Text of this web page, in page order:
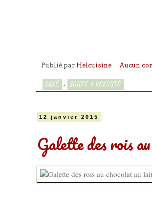
Publié par Helcuisine Aucun
SALÉ , SOUPE & VELOUTÉ
12 janvier 2015
Galette des rois